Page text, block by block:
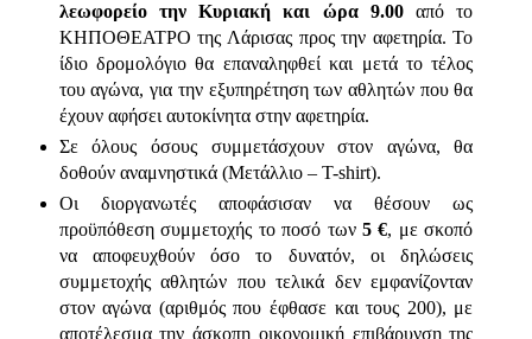
λεωφορείο την Κυριακή και ώρα 9.00από το
ΚΗΠΟΘΕΑΤΡΟ της Λάρισας προς την αφετηρία. Το
ίδιο δρομολόγιο θα επαναληφθεί και μετά το τέλος
του αγώνα, για την εξυπηρέτηση των αθλητών που θα
έχουν αφήσει αυτοκίνητα στην αφετηρία.
Σε όλους όσους συμμετάσχουν στον αγώνα, θα
δοθούν αναμνηστικά (Μετάλλιο – T-shirt).
Οι διοργανωτές αποφάσισαν να θέσουν ως
προϋπόθεση συμμετοχής το ποσό των 5 €, με σκοπό
να αποφευχθούν όσο το δυνατόν, οι δηλώσεις
συμμετοχής αθλητών που τελικά δεν εμφανίζονταν
στον αγώνα (αριθμός που έφθασε και τους 200), με
αποτέλεσμα την άσκοπη οικονομική επιβάρυνση της